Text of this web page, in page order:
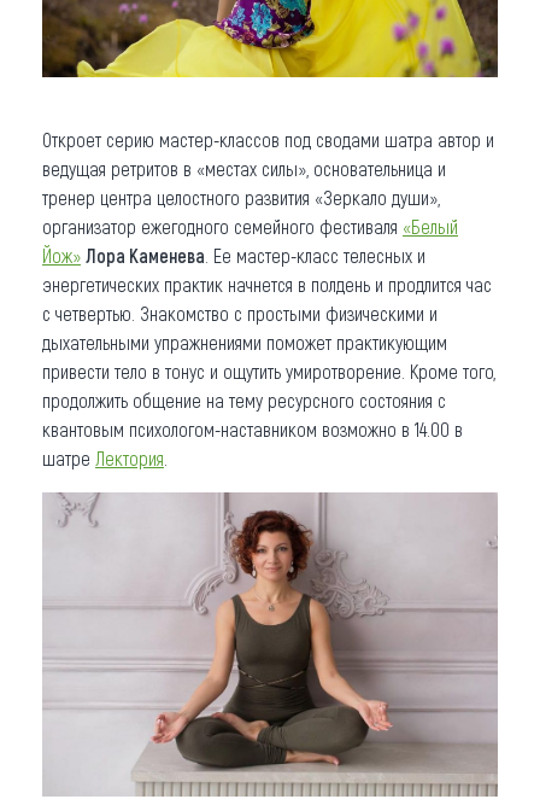
Откроет серию мастер-классов под сводами шатра автор и
ведущая ретритов в «местах силы», основательница и
тренер центра целостного развития «Зеркало души»,
организатор ежегодного семейного фестиваля «Белый
Йож» Лора Каменева . Ее мастер-класс телесных и
энергетических практик начнется в полдень и продлится час
с четвертью. Знакомство с простыми физическими и
дыхательными упражнениями поможет практикующим
привести тело в тонус и ощутить умиротворение. Кроме того,
продолжить общение на тему ресурсного состояния с
квантовым психологом-наставником возможно в 14.00 в
шатре Лектория